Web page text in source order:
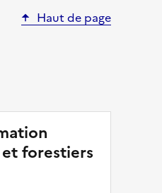
Haut de page
forestiers